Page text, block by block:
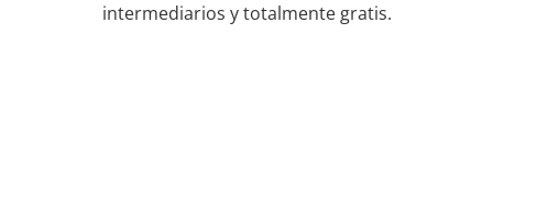
intermediarios y totalmente gratis.